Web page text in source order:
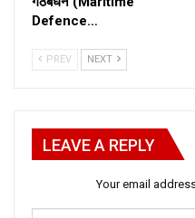
Defence…
PREV NEXT
LEAVE A REPLY
Your email